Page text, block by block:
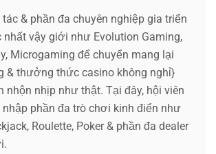
tác & phần đa chuyên nghiệp gia triển
nhất vậy giới như Evolution Gaming,
Microgaming để chuyển mang lại
& thưởng thức casino không nghỉ}
nhộn nhịp như thật. Tại đây, hội viên
phần đa trò chơi kinh điển như
Roulette, Poker & phần đa dealer